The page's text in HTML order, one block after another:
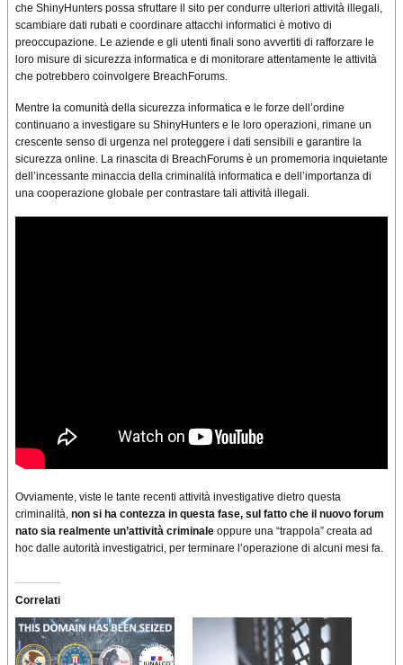
che ShinyHunters possa sfruttare il sito per condurre ulteriori attività illegali,
scambiare dati rubati e coordinare attacchi informatici è motivo di
preoccupazione. Le aziende e gli utenti finali sono avvertiti di rafforzare le
loro misure di sicurezza informatica e di monitorare attentamente le attività
che potrebbero coinvolgere BreachForums.
Mentre la comunità della sicurezza informatica e le forze dell’ordine
continuano a investigare su ShinyHunters e le loro operazioni, rimane un
crescente senso di urgenza nel proteggere i dati sensibili e garantire la
sicurezza online. La rinascita di BreachForums è un promemoria inquietante
dell’incessante minaccia della criminalità informatica e dell’importanza di
una cooperazione globale per contrastare tali attività illegali.
Ovviamente, viste le tante recenti attività investigative dietro questa
criminalità, non si ha contezza in questa fase, sul fatto che il nuovo forum
nato sia realmente un’attività criminale oppure una “trappola” creata ad
hoc dalle autorità investigatrici, per terminare l’operazione di alcuni mesi fa.
Correlati